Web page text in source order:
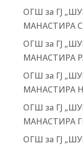
ОГШ за ГЈ
МАНАСТИРА
ОГШ за ГЈ
МАНАСТИРА
ОГШ за ГЈ
МАНАСТИРА
ОГШ за ГЈ
МАНАСТИРА
ОГШ за ГЈ